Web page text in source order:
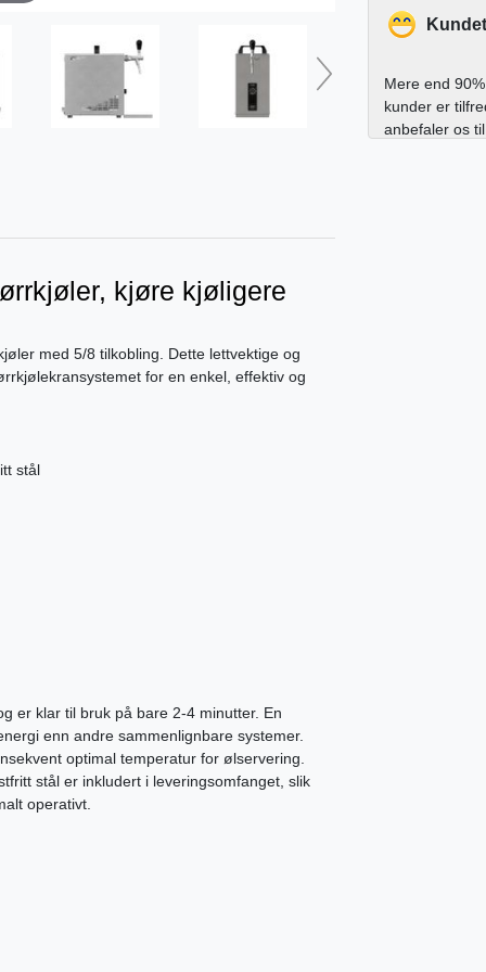
kjøre kjøligere
med 5/8 tilkobling. Dette lettvektige og
for en enkel, effektiv og
stål
er klar til bruk på bare 2-4 minutter. En
enn andre sammenlignbare systemer.
optimal temperatur for ølservering.
stål er inkludert i leveringsomfanget, slik
operativt.
Mere end
kunder er
anbefaler os